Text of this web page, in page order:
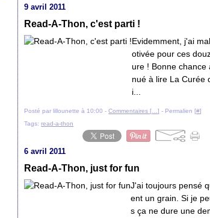
9 avril 2011
Read-A-Thon, c'est parti !
Evidemment, j'ai
otivée pour ces
ure ! Bonne chance
nué à lire La Curée
i...
Posté par lillounette à 10:00 -Commentaires [ …] - Permalien [#]
Tags:read-a-thon
6 avril 2011
Read-A-Thon, just for fun
J'ai toujours pensé
ent un grain. Si je
s ça ne dure une